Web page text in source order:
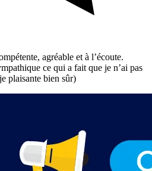
agréable et à l’écoute.
ce qui a fait que je n’ai pas
plaisante bien sûr)